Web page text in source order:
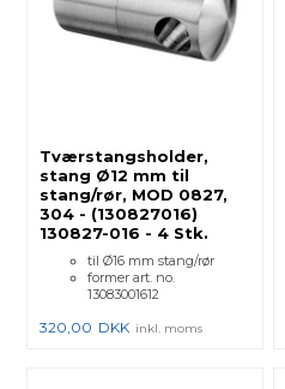
Tværstangsholder,
stang Ø12 mm til
stang/rør, MOD 0827,
304 - (130827016)
130827-016 - 4 Stk.
til Ø16 mm stang/rør
former art. no.
13083001612
320,00 DKK inkl. moms